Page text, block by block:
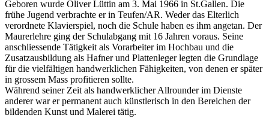
Geboren wurde Oliver Lüttin am 3. Mai 1966 in St.Gallen. Die
frühe Jugend verbrachte er in Teufen/AR. Weder das Elterlich
verordnete Klavierspiel, noch die Schule haben es ihm angetan. Der
Maurerlehre ging der Schulabgang mit 16 Jahren voraus. Seine
anschliessende Tätigkeit als Vorarbeiter im Hochbau und die
Zusatzausbildung als Hafner und Plattenleger legten die Grundlage
für die vielfältigen handwerklichen Fähigkeiten, von denen er später
in grossem Mass profitieren sollte.
Während seiner Zeit als handwerklicher Allrounder im Dienste
anderer war er permanent auch künstlerisch in den Bereichen der
bildenden Kunst und Malerei tätig.